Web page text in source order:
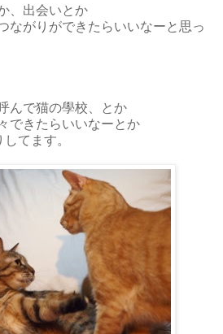
、出会いとか
ながりができたらいいなーと思っ
んで猫の學校、とか
できたらいいなーとか
てます。